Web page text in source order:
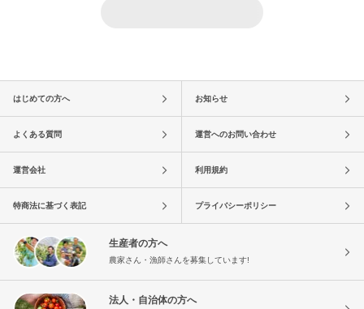
はじめての方へ お知らせ
よくある質問 運営へのお問い合わせ
運営会社 利用規約
特商法に基づく表記 プライバシーポリシー
生産者の方へ
農家さん・漁師さんを募集しています!
法人・自治体の方へ